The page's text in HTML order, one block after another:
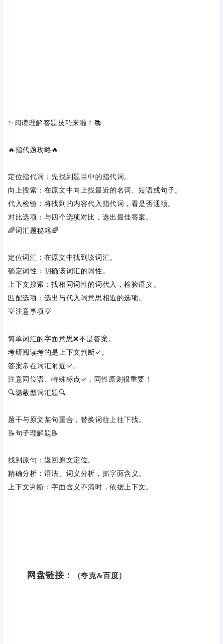
✨阅读理解答题技巧来啦！📚
🔥‌指代题攻略‌🔥
定位指代词 ‌：先找到题目中的指代词。
向上搜索 ‌：在原文中向上找最近的名词、短语或句子。
代入检验 ‌：将找到的内容代入指代词，看是否通顺。
对比选项 ‌：与四个选项对比，选出最佳答案。
🌈‌词汇题秘籍‌🌈
定位词汇 ‌：在原文中找到该词汇。
确定词性 ‌：明确该词汇的词性。
上下文搜索 ‌：找相同词性的词代入，检验语义。
匹配选项 ‌：选出与代入词意思相近的选项。
💡‌注意事项‌💡
简单词汇的字面意思❌不是答案。
考研阅读考的是上下文判断✓。
答案常在词汇附近✓。
注意同位语、特殊标点✓，同性原则很重要！
🔍‌隐蔽型词汇题‌🔍
题干与原文某句重合，替换词往上往下找。
📝‌句子理解题‌📝
找到原句 ‌：返回原文定位。
精确分析 ‌：语法、词义分析，抓字面含义。
上下文判断 ‌：字面含义不清时，依据上下文。
网盘链接： （夸克&百度）